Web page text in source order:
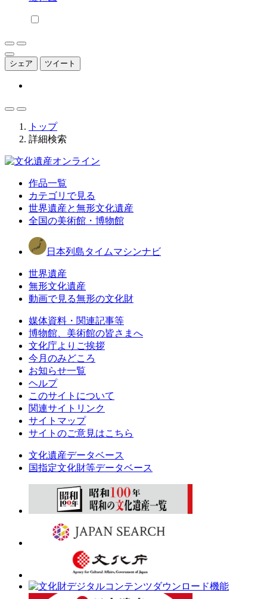
シェア ツイート
トップ
詳細検索
作品一覧
カテゴリで見る
世界遺産と無形文化遺産
全国の美術館・博物館
日本列島タイムマシンナビ
世界遺産
無形文化遺産
動画で見る無形の文化財
媒体資料・関連記事等
博物館、美術館の皆さまへ
文化庁よりご挨拶
今月のみどころ
お知らせ一覧
ヘルプ
このサイトについて
関連サイトリンク
サイトマップ
サイトのご意見はこちら
文化遺産データベース
国指定文化財等データベース